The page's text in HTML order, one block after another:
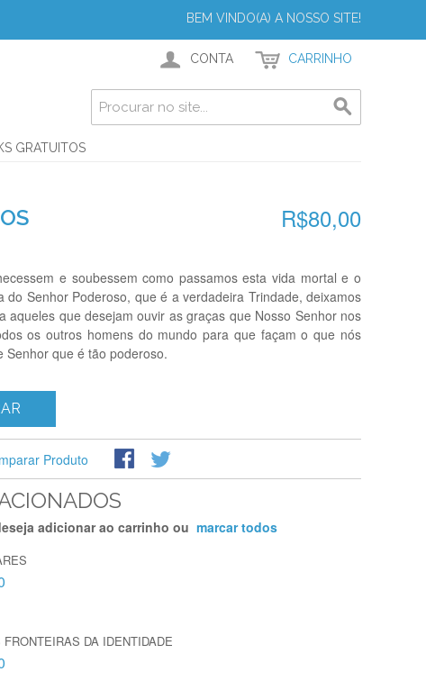
BEM VINDO(A) A NOSSO SITE!
CONTA CARRINHO
GRATUITOS
R$80,00
e soubessem como passamos esta vida mortal e o
do Senhor Poderoso, que é a verdadeira Trindade, deixamos
aqueles que desejam ouvir as graças que Nosso Senhor nos
os outros homens do mundo para que façam o que nós
Senhor que é tão poderoso.
Produto
adicionar ao carrinho ou marcar todos
FRONTEIRAS DA IDENTIDADE